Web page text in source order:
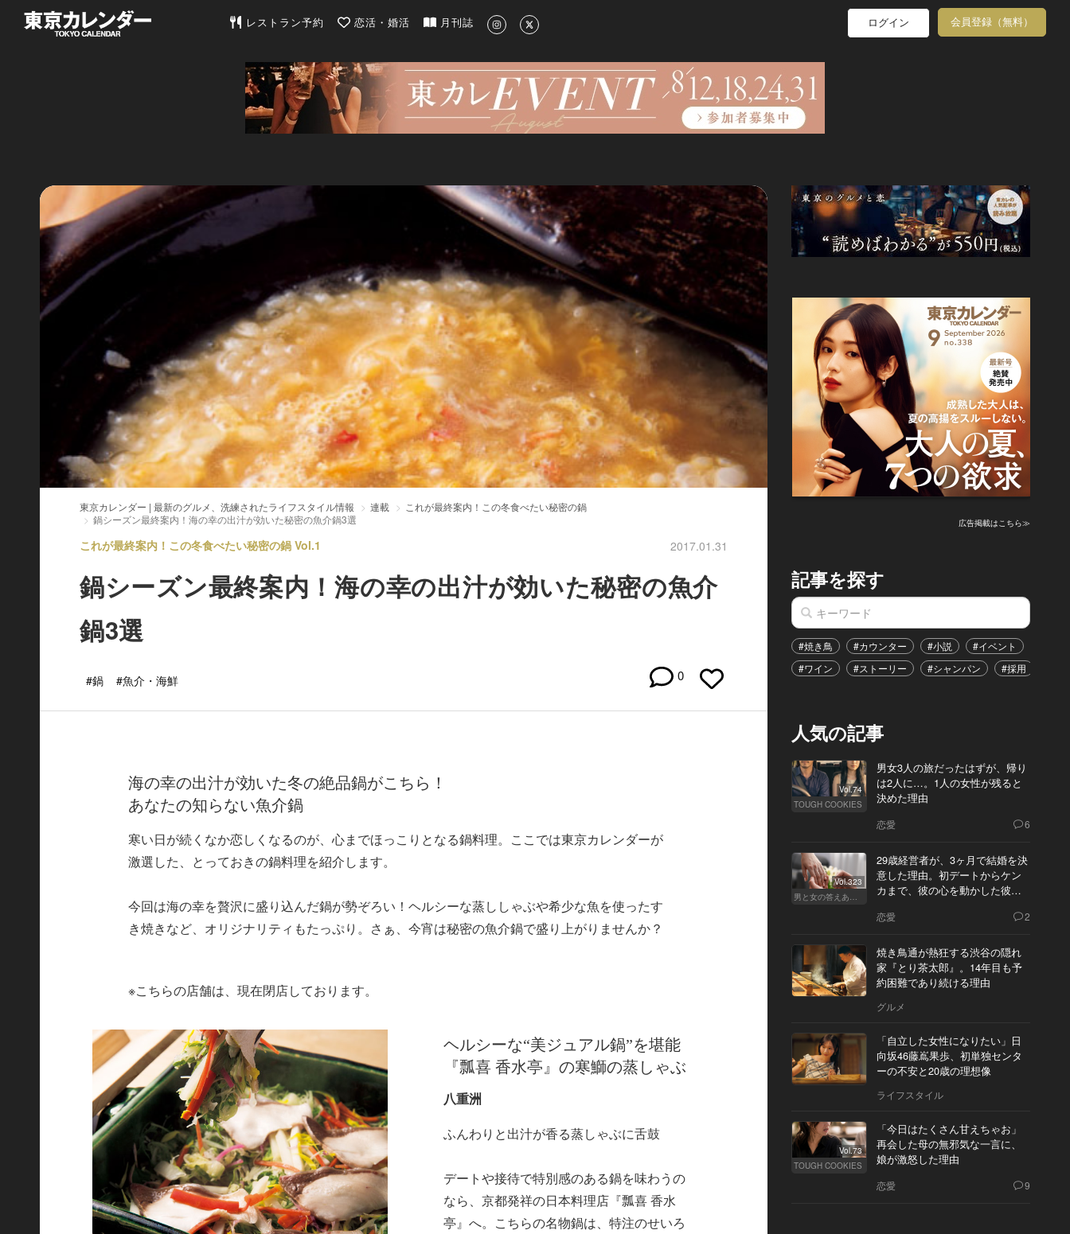
東京カレンダー | 最新のグルメ、洗練されたライフスタイル情報
レストラン予約 恋活・婚活 月刊誌 ログイン 会員登録（無料）
東京カレンダー | 最新のグルメ、洗練されたライフスタイル情報 連載
これが最終案内！この冬食べたい秘密の鍋
鍋シーズン最終案内！海の幸の出汁が効いた秘密の魚介鍋3選
これが最終案内！この冬食べたい秘密の鍋 Vol.1 2017.01.31
鍋シーズン最終案内！海の幸の出汁が効いた秘密の魚介
鍋3選
#鍋 #魚介・海鮮 0
海の幸の出汁が効いた冬の絶品鍋がこちら！
あなたの知らない魚介鍋
寒い日が続くなか恋しくなるのが、心までほっこりとなる鍋料理。ここでは東京カレンダーが
激選した、とっておきの鍋料理を紹介します。
今回は海の幸を贅沢に盛り込んだ鍋が勢ぞろい！ヘルシーな蒸ししゃぶや希少な魚を使ったす
き焼きなど、オリジナリティもたっぷり。さぁ、今宵は秘密の魚介鍋で盛り上がりませんか？
※こちらの店舗は、現在閉店しております。
ヘルシーな“美ジュアル鍋”を堪能
『瓢喜 香水亭』の寒鰤の蒸しゃぶ
八重洲
ふんわりと出汁が香る蒸しゃぶに舌鼓
デートや接待で特別感のある鍋を味わうの
なら、京都発祥の日本料理店『瓢喜 香水
亭』へ。こちらの名物鍋は、特注のせいろ
広告掲載はこちら≫
記事を探す
#焼き鳥 #カウンター #小説 #イベント
#ワイン
#ストーリー #シャンパン #採用
人気の記事
Vol.74
TOUGH COOKIES
男女3人の旅だったはずが、帰り
は2人に…。1人の女性が残ると
決めた理由
恋愛 6
Vol.323
男と女の答えあわせ【Q】
29歳経営者が、3ヶ月で結婚を決
意した理由。初デートからケン
カまで、彼の心を動かした彼女
恋愛 2
焼き鳥通が熱狂する渋谷の隠れ
家『とり茶太郎』。14年目も予
約困難であり続ける理由
グルメ
「自立した女性になりたい」日
向坂46藤嶌果歩、初単独センタ
ーの不安と20歳の理想像
ライフスタイル
Vol.73
TOUGH COOKIES
「今日はたくさん甘えちゃお」
再会した母の無邪気な一言に、
娘が激怒した理由
恋愛 9